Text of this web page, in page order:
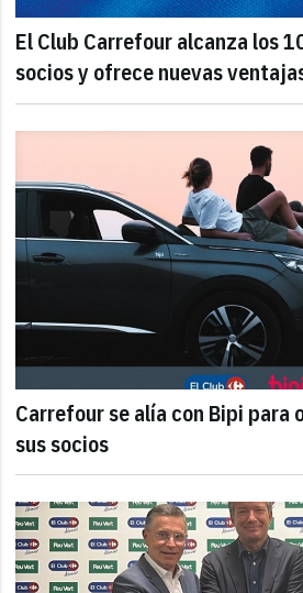
El Club Carrefour alcanza los
socios y ofrece nuevas
Carrefour se alía con Bipi para
sus socios